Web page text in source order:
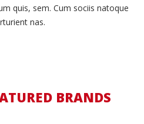
quis, sem. Cum sociis natoque
nas.
BRANDS